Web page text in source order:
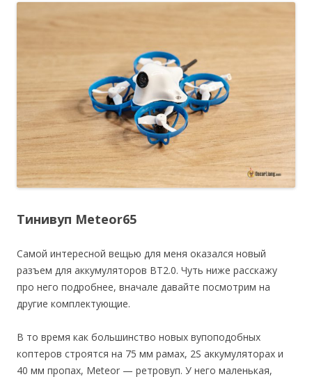
Тинивуп Meteor65
Самой интересной вещью для меня оказался новый
разъем для аккумуляторов BT2.0. Чуть ниже расскажу
про него подробнее, вначале давайте посмотрим на
другие комплектующие.
В то время как большинство новых вупоподобных
коптеров строятся на 75 мм рамах, 2S аккумуляторах и
40 мм пропах, Meteor — ретровуп. У него маленькая,